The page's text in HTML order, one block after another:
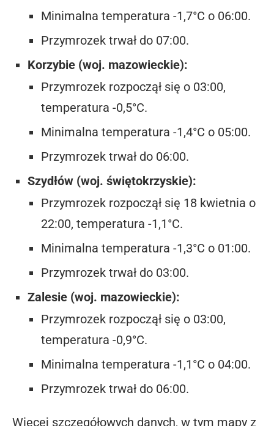
Minimalna temperatura -1,7°C o 06:00.
Przymrozek trwał do 07:00.
Korzybie (woj. mazowieckie):
Przymrozek rozpoczął się o 03:00,
temperatura -0,5°C.
Minimalna temperatura -1,4°C o 05:00.
Przymrozek trwał do 06:00.
Szydłów (woj. świętokrzyskie):
Przymrozek rozpoczął się 18 kwietnia o
22:00, temperatura -1,1°C.
Minimalna temperatura -1,3°C o 01:00.
Przymrozek trwał do 03:00.
Zalesie (woj. mazowieckie):
Przymrozek rozpoczął się o 03:00,
temperatura -0,9°C.
Minimalna temperatura -1,1°C o 04:00.
Przymrozek trwał do 06:00.
Więcej szczegółowych danych, w tym mapy z